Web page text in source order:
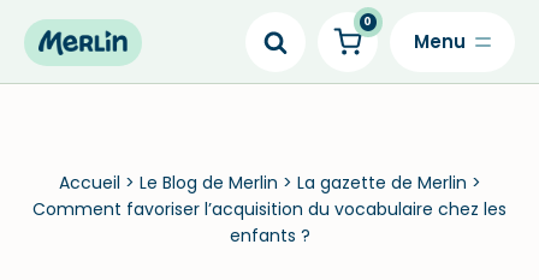
Skip
0
Accueil > Le Blog de Merlin > La gazette de Merlin >
Comment favoriser l’acquisition du vocabulaire chez les
enfants ?